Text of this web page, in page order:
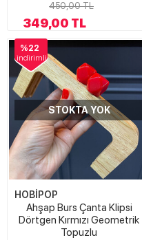
450,00 TL
349,00 TL
%22
indirimli
STOKTA YOK
HOBİPOP
Ahşap Burs Çanta Klipsi
Dörtgen Kırmızı Geometrik
Topuzlu